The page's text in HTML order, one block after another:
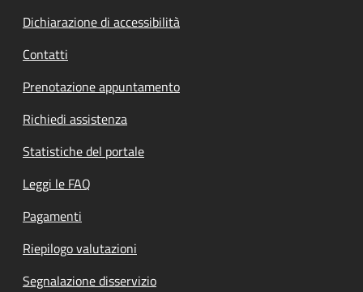
Dichiarazione di accessibilità
Contatti
Prenotazione appuntamento
Richiedi assistenza
Statistiche del portale
Leggi le FAQ
Pagamenti
Riepilogo valutazioni
Segnalazione disservizio